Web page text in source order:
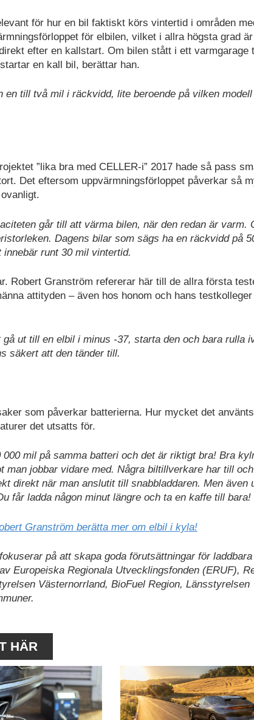
för hur en bil faktiskt körs vintertid i områden
för elbilen, vilket i allra högsta grad är
efter en kallstart. Om bilen stått i ett varmgarage
en kall bil, berättar han.
till två mil i räckvidd, lite beroende på vilken
”lika bra med CELLER-i” 2017 hade så pass
Det eftersom uppvärmningsförloppet påverkar så
går till att värma bilen, när den redan är varm.
Dagens bilar som sägs ha en räckvidd på
runt 30 mil vintertid.
Robert Granström refererar här till de allra första
attityden – även hos honom och hans
ut till en elbil i minus -37, starta den och bara rulla
säkert att den tänder till.
som påverkar batterierna. Hur mycket det
det utsatts för.
mil på samma batteri och det är riktigt bra! Bra
jobbar vidare med. Några biltillverkare har till
direkt när man anslutit till snabbladdaren. Men även
får ladda någon minut längre och ta en kaffe till bara!
Granström berätta mer om elbil i kyla!
på att skapa goda förutsättningar för
Europeiska Regionala Utvecklingsfonden (ERUF),
Västernorrland, BioFuel Region, Länsstyrelsen
HÄR